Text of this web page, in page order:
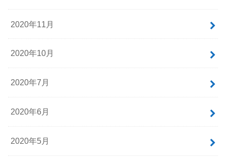
2020年11月
2020年10月
2020年7月
2020年6月
2020年5月